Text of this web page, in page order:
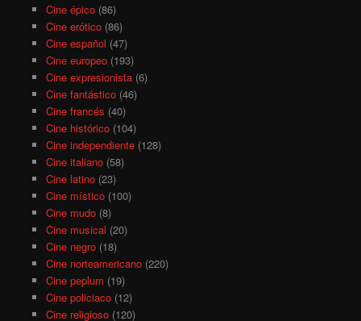
Cine épico(86)
Cine erótico(86)
Cine español (47)
Cine europeo(193)
Cine expresionista(6)
Cine fantástico(46)
Cine francés (40)
Cine histórico(104)
Cine independiente(128)
Cine italiano(58)
Cine latino(23)
Cine místico(100)
Cine mudo(8)
Cine musical (20)
Cine negro(18)
Cine norteamericano(220)
Cine peplum (19)
Cine policiaco(12)
Cine religioso(120)